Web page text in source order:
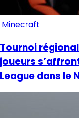
Minecraft
Tournoi
joueurs
League dans le